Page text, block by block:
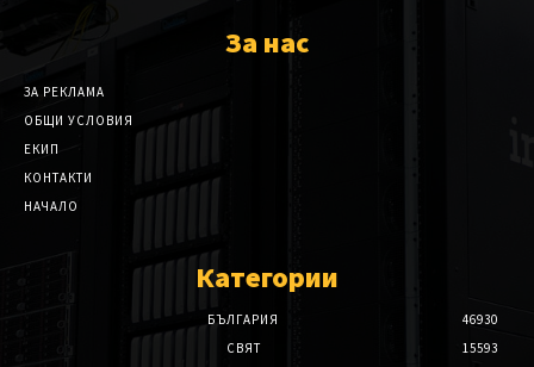
За нас
ЗА РЕКЛАМА
ОБЩИ УСЛОВИЯ
ЕКИП
КОНТАКТИ
НАЧАЛО
Категории
БЪЛГАРИЯ
46930
СВЯТ
15593